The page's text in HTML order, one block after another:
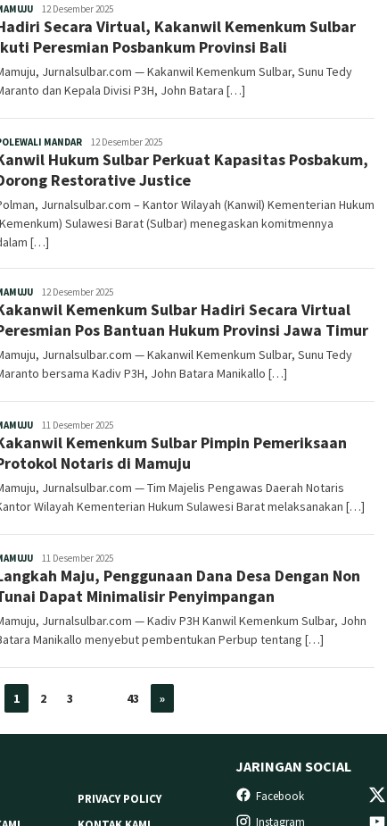
Redaksi
12 Desember 2025
Secara Virtual, Kakanwil Kemenkum Sulbar
Peresmian Posbankum Provinsi Bali
Jurnalsulbar.com — Kakanwil Kemenkum Sulbar, Sunu Tedy
dan Kepala Divisi P3H, John Batara […]
MANDARRedaksi
12 Desember 2025
Hukum Sulbar Perkuat Kapasitas Posbakum,
Restorative Justice
Jurnalsulbar.com – Kantor Wilayah (Kanwil) Kementerian Hukum
Sulawesi Barat (Sulbar) menegaskan komitmennya
[…]
Redaksi
12 Desember 2025
Kemenkum Sulbar Hadiri Secara Virtual
Pos Bantuan Hukum Provinsi Jawa Timur
Jurnalsulbar.com — Kakanwil Kemenkum Sulbar, Sunu Tedy
bersama Kadiv P3H, John Batara Manikallo […]
Redaksi
11 Desember 2025
Kemenkum Sulbar Pimpin Pemeriksaan
Notaris di Mamuju
Jurnalsulbar.com — Tim Majelis Pengawas Daerah Notaris
Wilayah Kementerian Hukum Sulawesi Barat melaksanakan […]
Redaksi
11 Desember 2025
Maju, Penggunaan Dana Desa Dengan Non
Dapat Minimalisir Penyimpangan
Jurnalsulbar.com — Kadiv P3H Kanwil Kemenkum Sulbar, John
Manikallo menyebut pembentukan Perbup tentang […]
1 2 3 43 »
PRIVACY POLICY
JARINGAN SOCIAL
Facebook
Instagram